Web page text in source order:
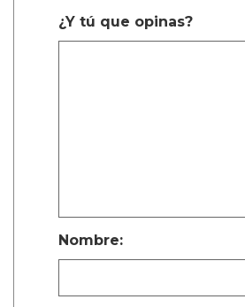
¿Y tú que opinas?
Nombre: